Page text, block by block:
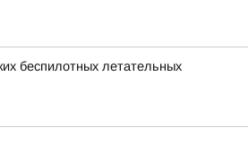
беспилотных летательных